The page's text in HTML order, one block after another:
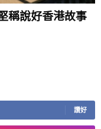
稱說好香港故事
讚好